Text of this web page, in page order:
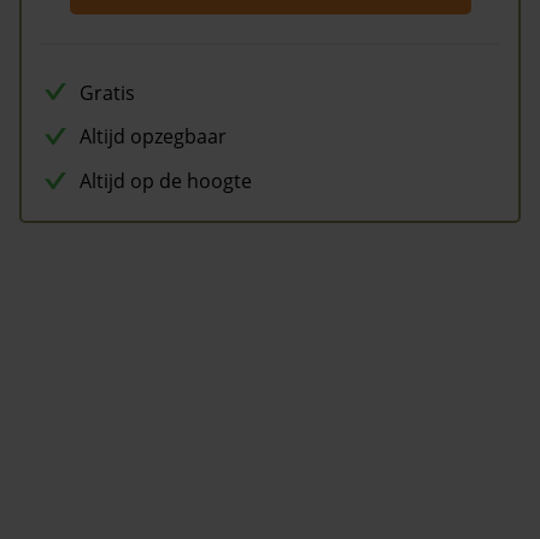
Gratis
Altijd opzegbaar
Altijd op de hoogte